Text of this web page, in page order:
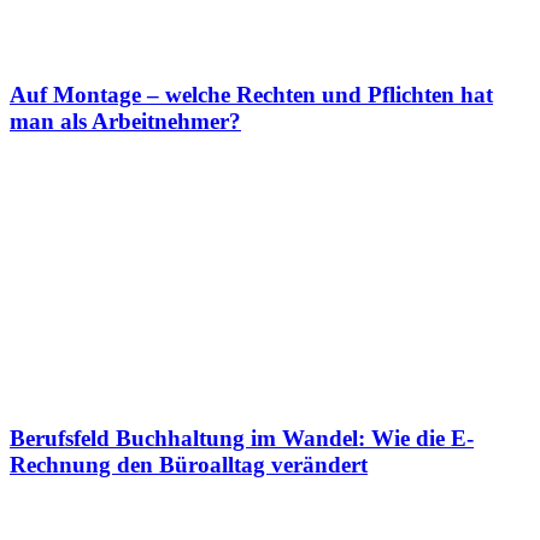
Auf Montage – welche Rechten und Pflichten hat
man als Arbeitnehmer?
Berufsfeld Buchhaltung im Wandel: Wie die E-
Rechnung den Büroalltag verändert